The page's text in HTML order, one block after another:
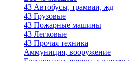
43 Автобусы, трамваи, жд
43 Грузовые
43 Пожарные машины
43 Легковые
43 Прочая техника
Аммуниция, вооружение